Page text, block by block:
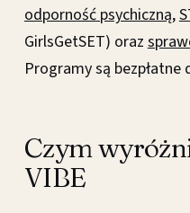
odporność psychiczną,
GirlsGetSET) oraz
Programy są bezpłatne
Czym
VIBE